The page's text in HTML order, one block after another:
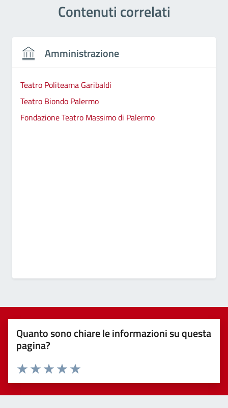
Contenuti correlati
Amministrazione
Teatro Politeama Garibaldi
Teatro Biondo Palermo
Fondazione Teatro Massimo di Palermo
Quanto sono chiare le informazioni su questa
pagina?
Valuta 5 stelle su 5
Valuta 4 stelle su 5
Valuta 3 stelle su 5
Valuta 2 stelle su 5
Valuta 1 stelle su 5